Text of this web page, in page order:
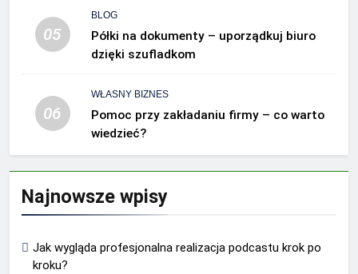
05
BLOG
Półki na dokumenty – uporządkuj biuro
dzięki szufladkom
06
WŁASNY BIZNES
Pomoc przy zakładaniu firmy – co warto
wiedzieć?
Najnowsze wpisy
Jak wygląda profesjonalna realizacja podcastu krok po
kroku?